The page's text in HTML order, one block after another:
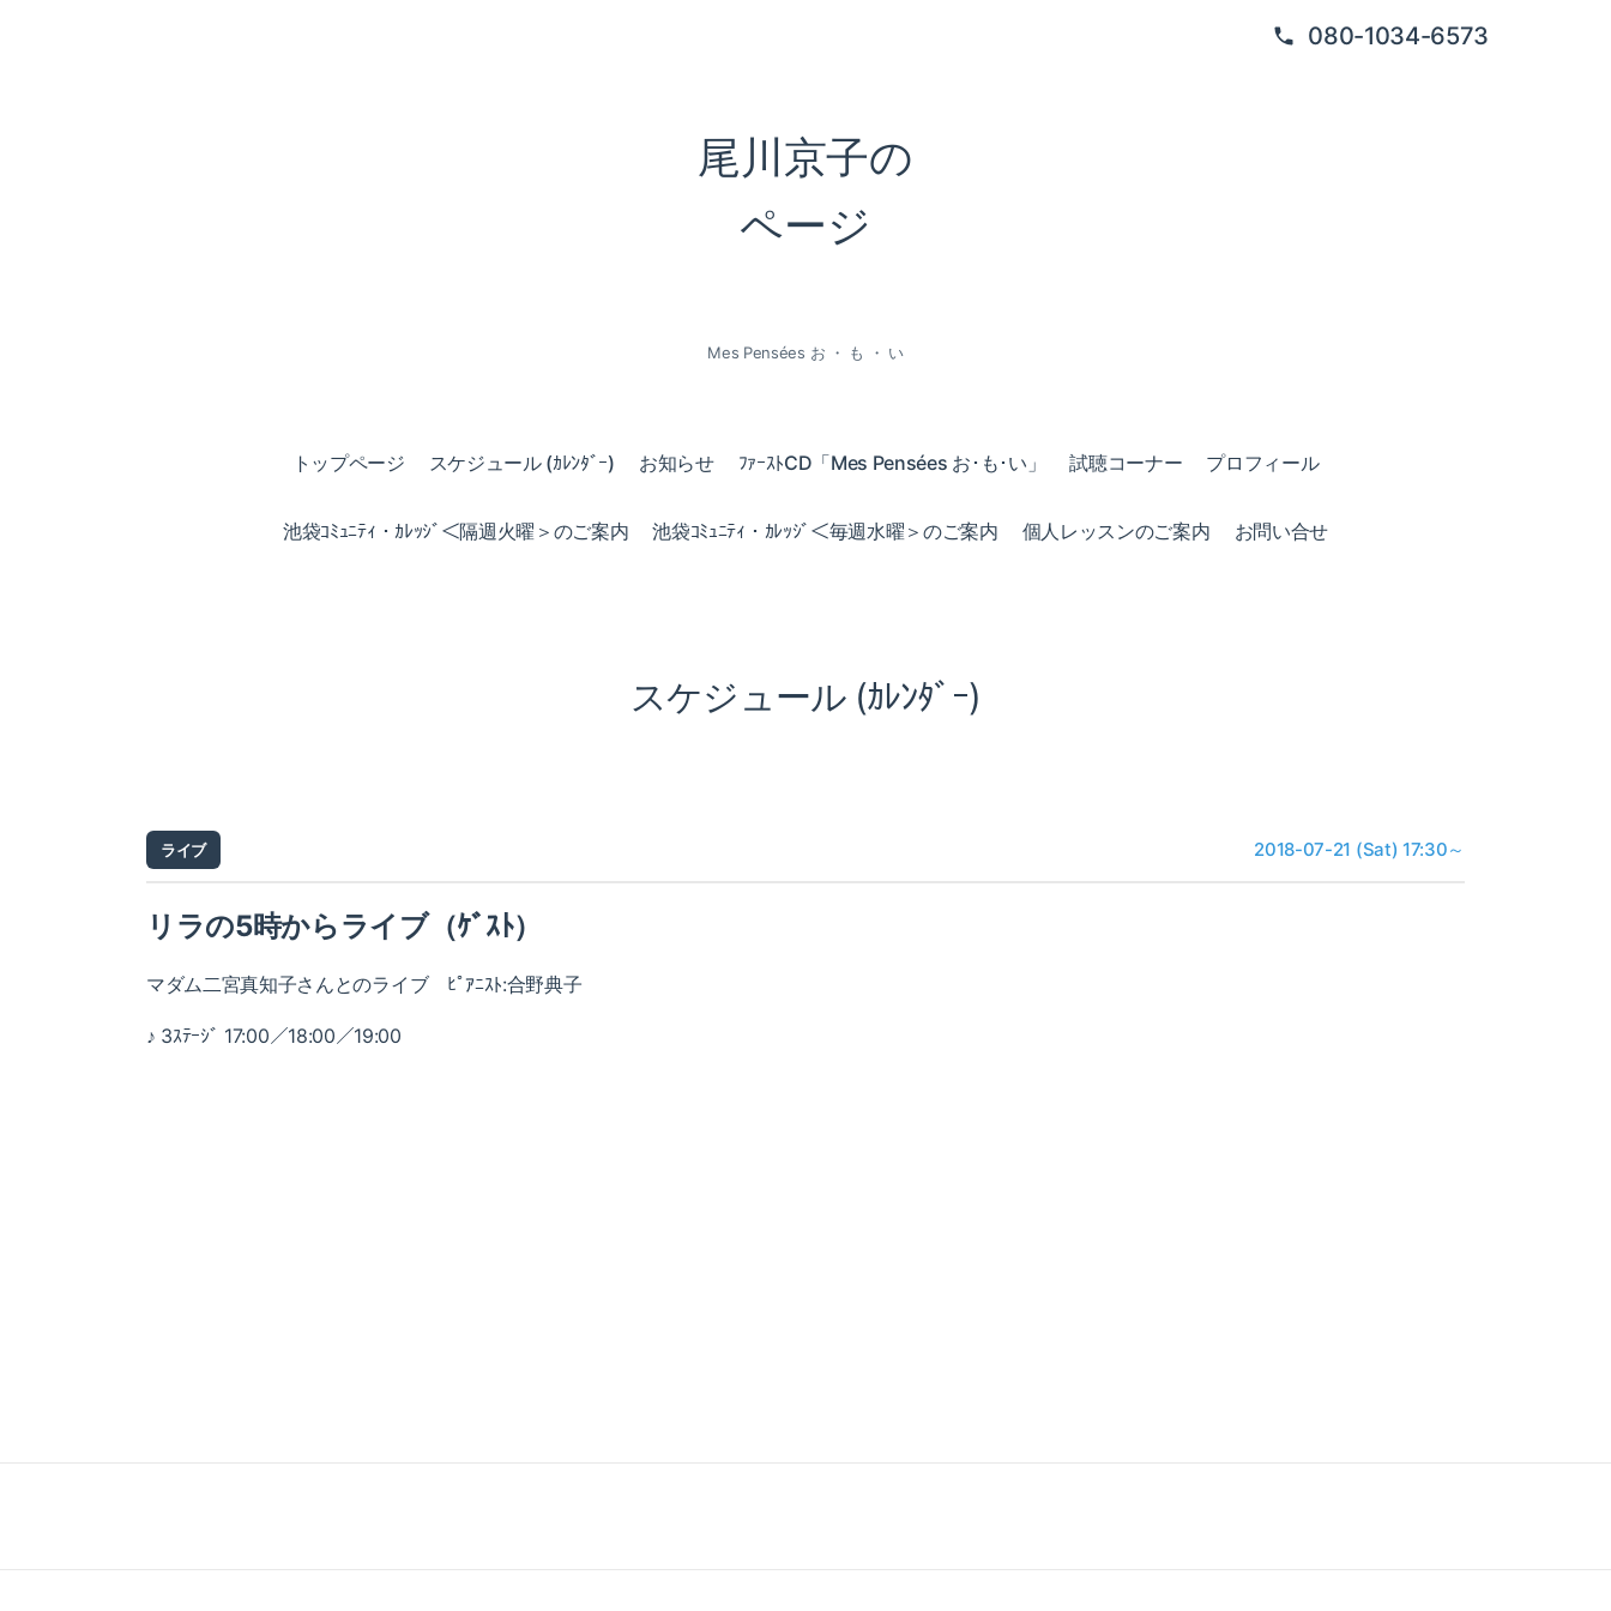
080-1034-6573
尾川京子の
ページ
Mes Pensées お ・ も ・ い
トップページ スケジュール (ｶﾚﾝﾀﾞｰ) お知らせ ﾌｧｰｽﾄCD「Mes Pensées お･も･い」 試聴コーナー プロフィール
池袋ｺﾐｭﾆﾃｨ・ｶﾚｯｼﾞ＜隔週火曜＞のご案内 池袋ｺﾐｭﾆﾃｨ・ｶﾚｯｼﾞ＜毎週水曜＞のご案内 個人レッスンのご案内 お問い合せ
スケジュール (ｶﾚﾝﾀﾞｰ)
ライブ 2018-07-21 (Sat) 17:30～
リラの5時からライブ（ｹﾞｽﾄ）
マダム二宮真知子さんとのライブ ﾋﾟｱﾆｽﾄ:合野典子
♪ 3ｽﾃｰｼﾞ 17:00／18:00／19:00